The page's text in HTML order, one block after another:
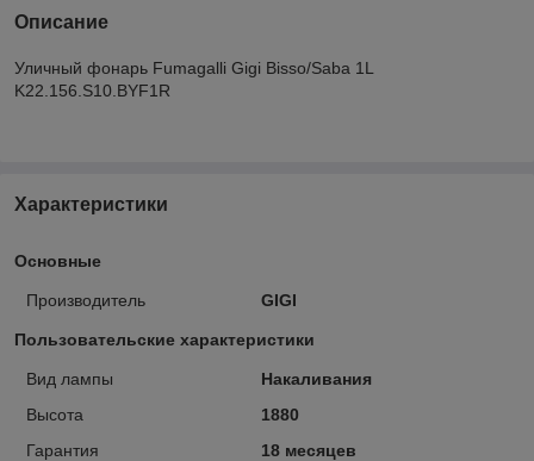
Описание
Уличный фонарь Fumagalli Gigi Bisso/Saba 1L
K22.156.S10.BYF1R
Характеристики
Основные
Производитель GIGI
Пользовательские характеристики
Вид лампы
Накаливания
Высота
1880
Гарантия
18 месяцев